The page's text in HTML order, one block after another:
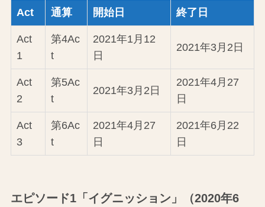
Act 通算 開始日 終了日
Act
1
第4Ac
t
2021年1月12
日
2021年3月2日
Act
2
第5Ac
t
2021年3月2日
2021年4月27
日
Act
3
第6Ac
t
2021年4月27
日
2021年6月22
日
エピソード1「イグニッション」（2020年6